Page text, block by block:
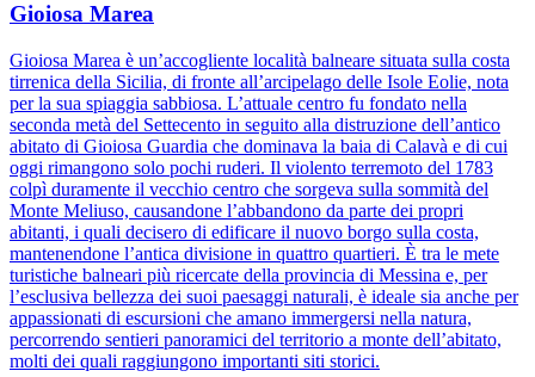
Gioiosa Marea
Gioiosa Marea è un’accogliente località balneare situata sulla costa
tirrenica della Sicilia, di fronte all’arcipelago delle Isole Eolie, nota
per la sua spiaggia sabbiosa. L’attuale centro fu fondato nella
seconda metà del Settecento in seguito alla distruzione dell’antico
abitato di Gioiosa Guardia che dominava la baia di Calavà e di cui
oggi rimangono solo pochi ruderi. Il violento terremoto del 1783
colpì duramente il vecchio centro che sorgeva sulla sommità del
Monte Meliuso, causandone l’abbandono da parte dei propri
abitanti, i quali decisero di edificare il nuovo borgo sulla costa,
mantenendone l’antica divisione in quattro quartieri. È tra le mete
turistiche balneari più ricercate della provincia di Messina e, per
l’esclusiva bellezza dei suoi paesaggi naturali, è ideale sia anche per
appassionati di escursioni che amano immergersi nella natura,
percorrendo sentieri panoramici del territorio a monte dell’abitato,
molti dei quali raggiungono importanti siti storici.